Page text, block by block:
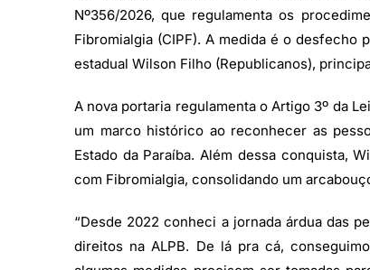
Nº356/2026, que regulamenta os
Fibromialgia (CIPF). A medida é o
estadual Wilson Filho (Republicanos),
A nova portaria regulamenta o Artigo 3º da
um marco histórico ao reconhecer as
Estado da Paraíba. Além dessa conquista,
com Fibromialgia, consolidando um
“Desde 2022 conheci a jornada árdua das
direitos na ALPB. De lá pra cá,